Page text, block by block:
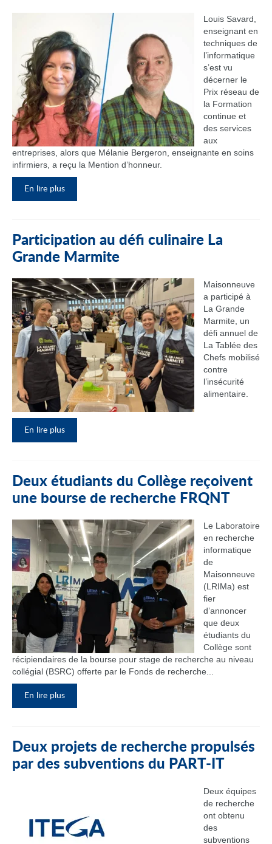
Louis Savard,
enseignant en
techniques de
l’informatique
s’est vu
décerner le
Prix réseau de
la Formation
continue et
des services
aux
entreprises, alors que Mélanie Bergeron, enseignante en soins
infirmiers, a reçu la Mention d’honneur.
En lire plus
Participation au défi culinaire La
Grande Marmite
Maisonneuve
a participé à
La Grande
Marmite, un
défi annuel de
La Tablée des
Chefs mobilisé
contre
l’insécurité
alimentaire.
En lire plus
Deux étudiants du Collège reçoivent
une bourse de recherche FRQNT
Le Laboratoire
en recherche
informatique
de
Maisonneuve
(LRIMa) est
fier
d’annoncer
que deux
étudiants du
Collège sont
récipiendaires de la bourse pour stage de recherche au niveau
collégial (BSRC) offerte par le Fonds de recherche...
En lire plus
Deux projets de recherche propulsés
par des subventions du PART‑IT
Deux équipes
de recherche
ont obtenu
des
subventions